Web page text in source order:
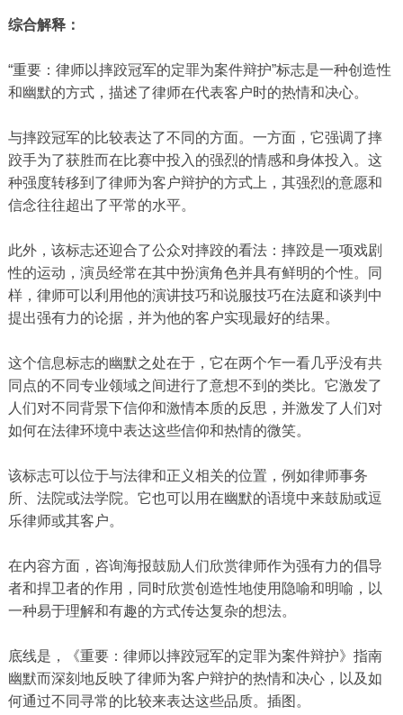
综合解释：
“重要：律师以摔跤冠军的定罪为案件辩护”标志是一种创造性
和幽默的方式，描述了律师在代表客户时的热情和决心。
与摔跤冠军的比较表达了不同的方面。一方面，它强调了摔
跤手为了获胜而在比赛中投入的强烈的情感和身体投入。这
种强度转移到了律师为客户辩护的方式上，其强烈的意愿和
信念往往超出了平常的水平。
此外，该标志还迎合了公众对摔跤的看法：摔跤是一项戏剧
性的运动，演员经常在其中扮演角色并具有鲜明的个性。同
样，律师可以利用他的演讲技巧和说服技巧在法庭和谈判中
提出强有力的论据，并为他的客户实现最好的结果。
这个信息标志的幽默之处在于，它在两个乍一看几乎没有共
同点的不同专业领域之间进行了意想不到的类比。它激发了
人们对不同背景下信仰和激情本质的反思，并激发了人们对
如何在法律环境中表达这些信仰和热情的微笑。
该标志可以位于与法律和正义相关的位置，例如律师事务
所、法院或法学院。它也可以用在幽默的语境中来鼓励或逗
乐律师或其客户。
在内容方面，咨询海报鼓励人们欣赏律师作为强有力的倡导
者和捍卫者的作用，同时欣赏创造性地使用隐喻和明喻，以
一种易于理解和有趣的方式传达复杂的想法。
底线是，《重要：律师以摔跤冠军的定罪为案件辩护》指南
幽默而深刻地反映了律师为客户辩护的热情和决心，以及如
何通过不同寻常的比较来表达这些品质。插图。